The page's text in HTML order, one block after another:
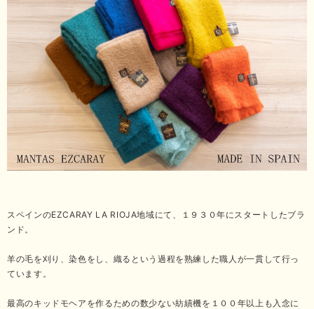
スペインのEZCARAY LA RIOJA地域にて、１９３０年にスタートしたブラ
ンド。
羊の毛を刈り、染色をし、織るという過程を熟練した職人が一貫して行っ
ています。
最高のキッドモヘアを作るための数少ない紡績機を１００年以上も入念に